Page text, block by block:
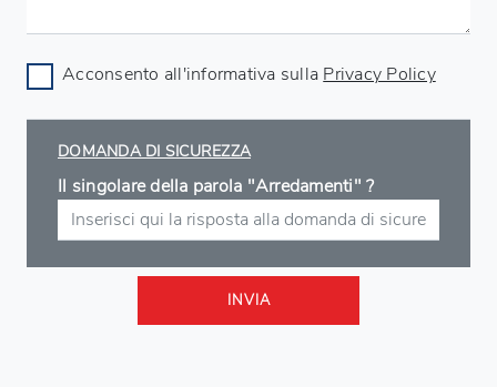
Acconsento all'informativa sulla Privacy Policy
DOMANDA DI SICUREZZA
Il singolare della parola "Arredamenti" ?
INVIA